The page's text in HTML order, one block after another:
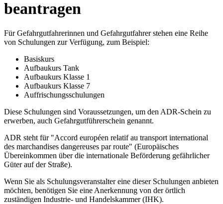
beantragen
Für Gefahrgutfahrerinnen und Gefahrgutfahrer stehen eine Reihe
von Schulungen zur Verfügung, zum Beispiel:
Basiskurs
Aufbaukurs Tank
Aufbaukurs Klasse 1
Aufbaukurs Klasse 7
Auffrischungsschulungen
Diese Schulungen sind Voraussetzungen, um den ADR-Schein zu
erwerben, auch Gefahrgutführerschein genannt.
ADR steht für "Accord européen relatif au transport international
des marchandises dangereuses par route" (Europäisches
Übereinkommen über die internationale Beförderung gefährlicher
Güter auf der Straße).
Wenn Sie als Schulungsveranstalter eine dieser Schulungen anbieten
möchten, benötigen Sie eine Anerkennung von der örtlich
zuständigen Industrie- und Handelskammer (IHK).